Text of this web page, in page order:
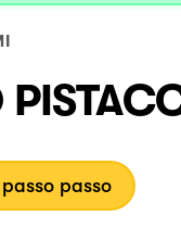
passo